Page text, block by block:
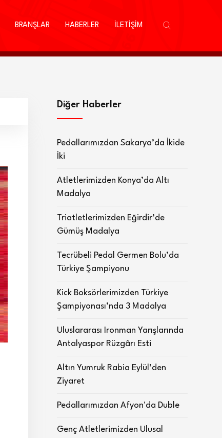
BRANŞLAR HABERLER İLETİŞİM
Diğer Haberler
Pedallarımızdan Sakarya’da İkide
İki
Atletlerimizden Konya’da Altı
Madalya
Triatletlerimizden Eğirdir’de
Gümüş Madalya
Tecrübeli Pedal Germen Bolu’da
Türkiye Şampiyonu
Kick Boksörlerimizden Türkiye
Şampiyonası’nda 3 Madalya
Uluslararası Ironman Yarışlarında
Antalyaspor Rüzgârı Esti
Altın Yumruk Rabia Eylül’den
Ziyaret
Pedallarımızdan Afyon'da Duble
Genç Atletlerimizden Ulusal